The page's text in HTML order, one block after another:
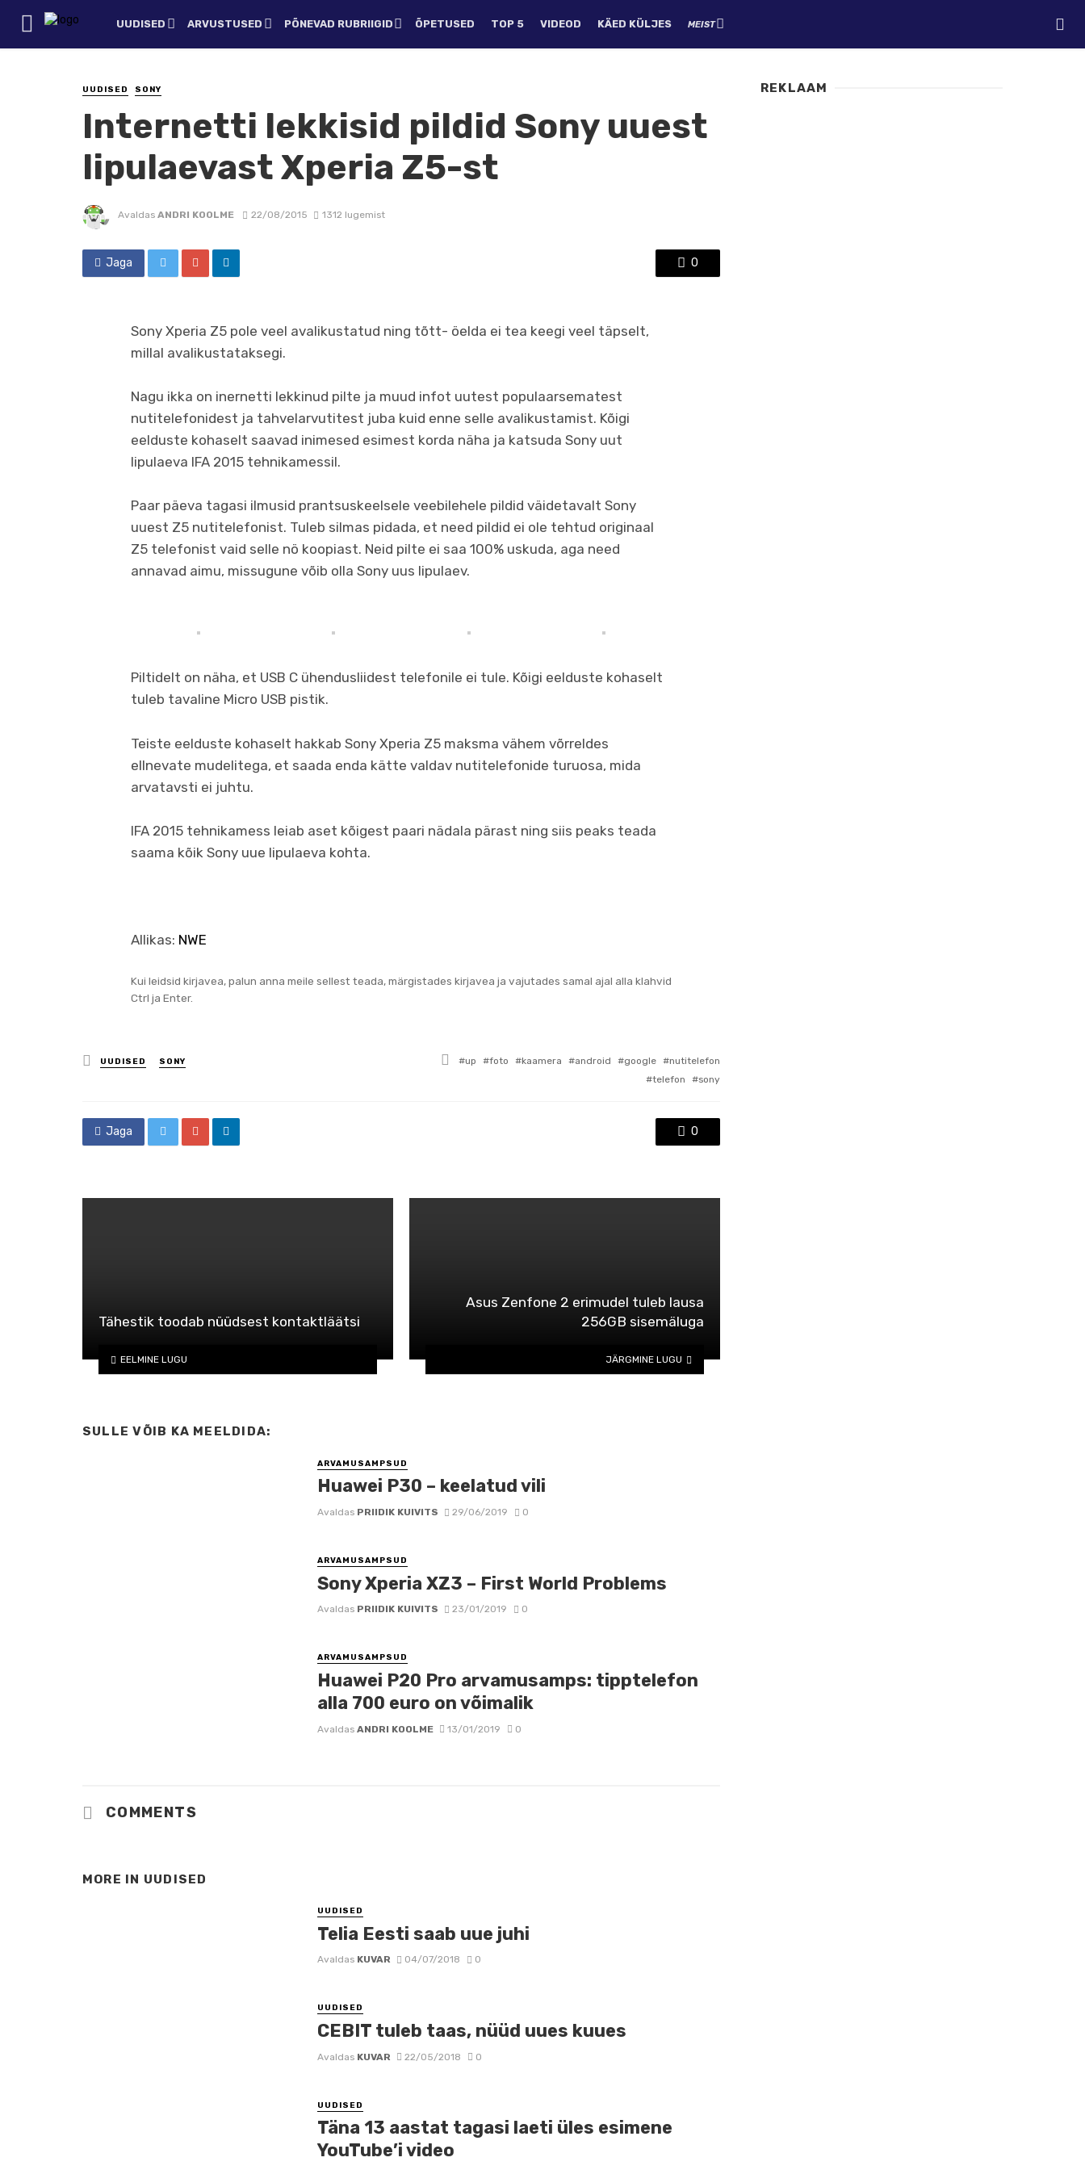
UUDISED ARVUSTUSED PÕNEVAD RUBRIIGID ÕPETUSED TOP 5 VIDEOD KÄED KÜLJES MEIST
UUDISED SONY
Internetti lekkisid pildid Sony uuest
lipulaevast Xperia Z5-st
Avaldas ANDRI KOOLME 22/08/2015 1312 lugemist
Jaga 0
Sony Xperia Z5 pole veel avalikustatud ning tõtt- öelda ei tea keegi veel täpselt,
millal avalikustataksegi.
Nagu ikka on inernetti lekkinud pilte ja muud infot uutest populaarsematest
nutitelefonidest ja tahvelarvutitest juba kuid enne selle avalikustamist. Kõigi
eelduste kohaselt saavad inimesed esimest korda näha ja katsuda Sony uut
lipulaeva IFA 2015 tehnikamessil.
Paar päeva tagasi ilmusid prantsuskeelsele veebilehele pildid väidetavalt Sony
uuest Z5 nutitelefonist. Tuleb silmas pidada, et need pildid ei ole tehtud originaal
Z5 telefonist vaid selle nö koopiast. Neid pilte ei saa 100% uskuda, aga need
annavad aimu, missugune võib olla Sony uus lipulaev.
Piltidelt on näha, et USB C ühendusliidest telefonile ei tule. Kõigi eelduste kohaselt
tuleb tavaline Micro USB pistik.
Teiste eelduste kohaselt hakkab Sony Xperia Z5 maksma vähem võrreldes
ellnevate mudelitega, et saada enda kätte valdav nutitelefonide turuosa, mida
arvatavsti ei juhtu.
IFA 2015 tehnikamess leiab aset kõigest paari nädala pärast ning siis peaks teada
saama kõik Sony uue lipulaeva kohta.
Allikas: NWE
Kui leidsid kirjavea, palun anna meile sellest teada, märgistades kirjavea ja vajutades samal ajal alla klahvid
Ctrl ja Enter.
Posted
in
UUDISED SONY
Tagged
up foto kaamera android google
nutitelefon
telefon
sony
Jaga 0
Tähestik toodab nüüdsest kontaktläätsi
EELMINE LUGU
Asus Zenfone 2 erimudel tuleb lausa
256GB sisemäluga
JÄRGMINE LUGU
SULLE VÕIB KA MEELDIDA:
ARVAMUSAMPSUD
Huawei P30 – keelatud vili
Avaldas PRIIDIK KUIVITS 29/06/2019 0
ARVAMUSAMPSUD
Sony Xperia XZ3 – First World Problems
Avaldas PRIIDIK KUIVITS 23/01/2019 0
ARVAMUSAMPSUD
Huawei P20 Pro arvamusamps: tipptelefon
alla 700 euro on võimalik
Avaldas ANDRI KOOLME 13/01/2019 0
COMMENTS
MORE IN UUDISED
UUDISED
Telia Eesti saab uue juhi
Avaldas KUVAR 04/07/2018 0
UUDISED
CEBIT tuleb taas, nüüd uues kuues
Avaldas KUVAR 22/05/2018 0
UUDISED
Täna 13 aastat tagasi laeti üles esimene
YouTube’i video
REKLAAM